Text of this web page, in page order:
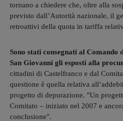
tornano a chiedere che, oltre alla
previsto dall’Autorità nazionale, il
retroattivi della quota in tariffa
Sono stati consegnati al Comando
San Giovanni gli esposti alla
cittadini di Castelfranco e dal
questione è quella relativa
progetto di depurazione. "Un
Comitato – iniziato nel 2007 e
conclusione".